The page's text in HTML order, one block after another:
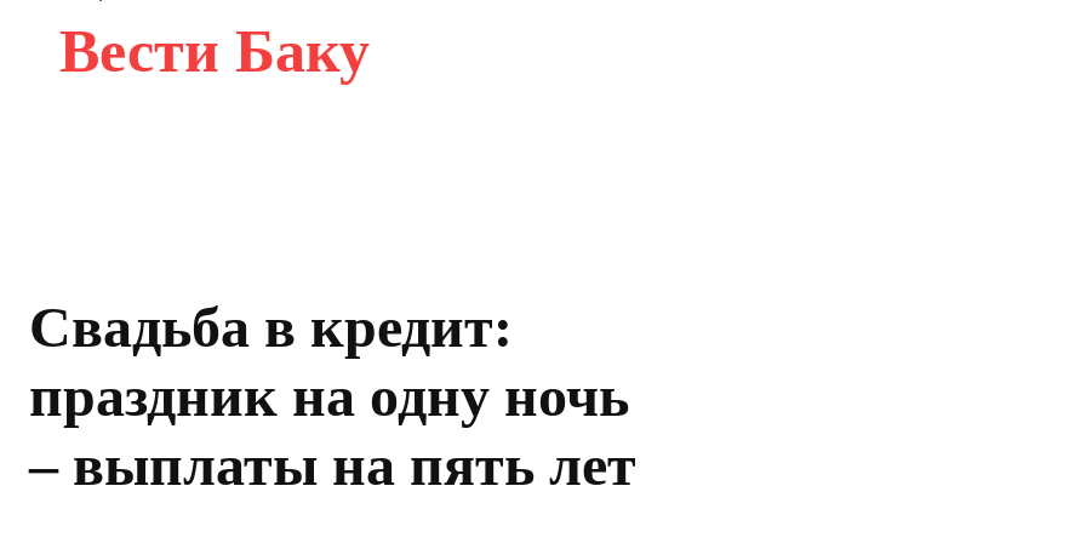
Вести Баку
Свадьба в кредит:
праздник на одну ночь
– выплаты на пять лет